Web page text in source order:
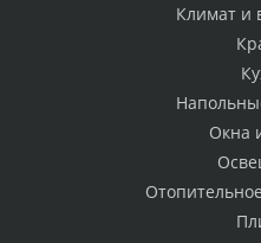
Климат и
Окна